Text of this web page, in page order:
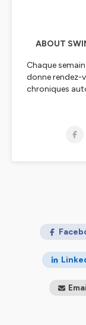
ABOUT
Chaque
donne rendez-
chroniques